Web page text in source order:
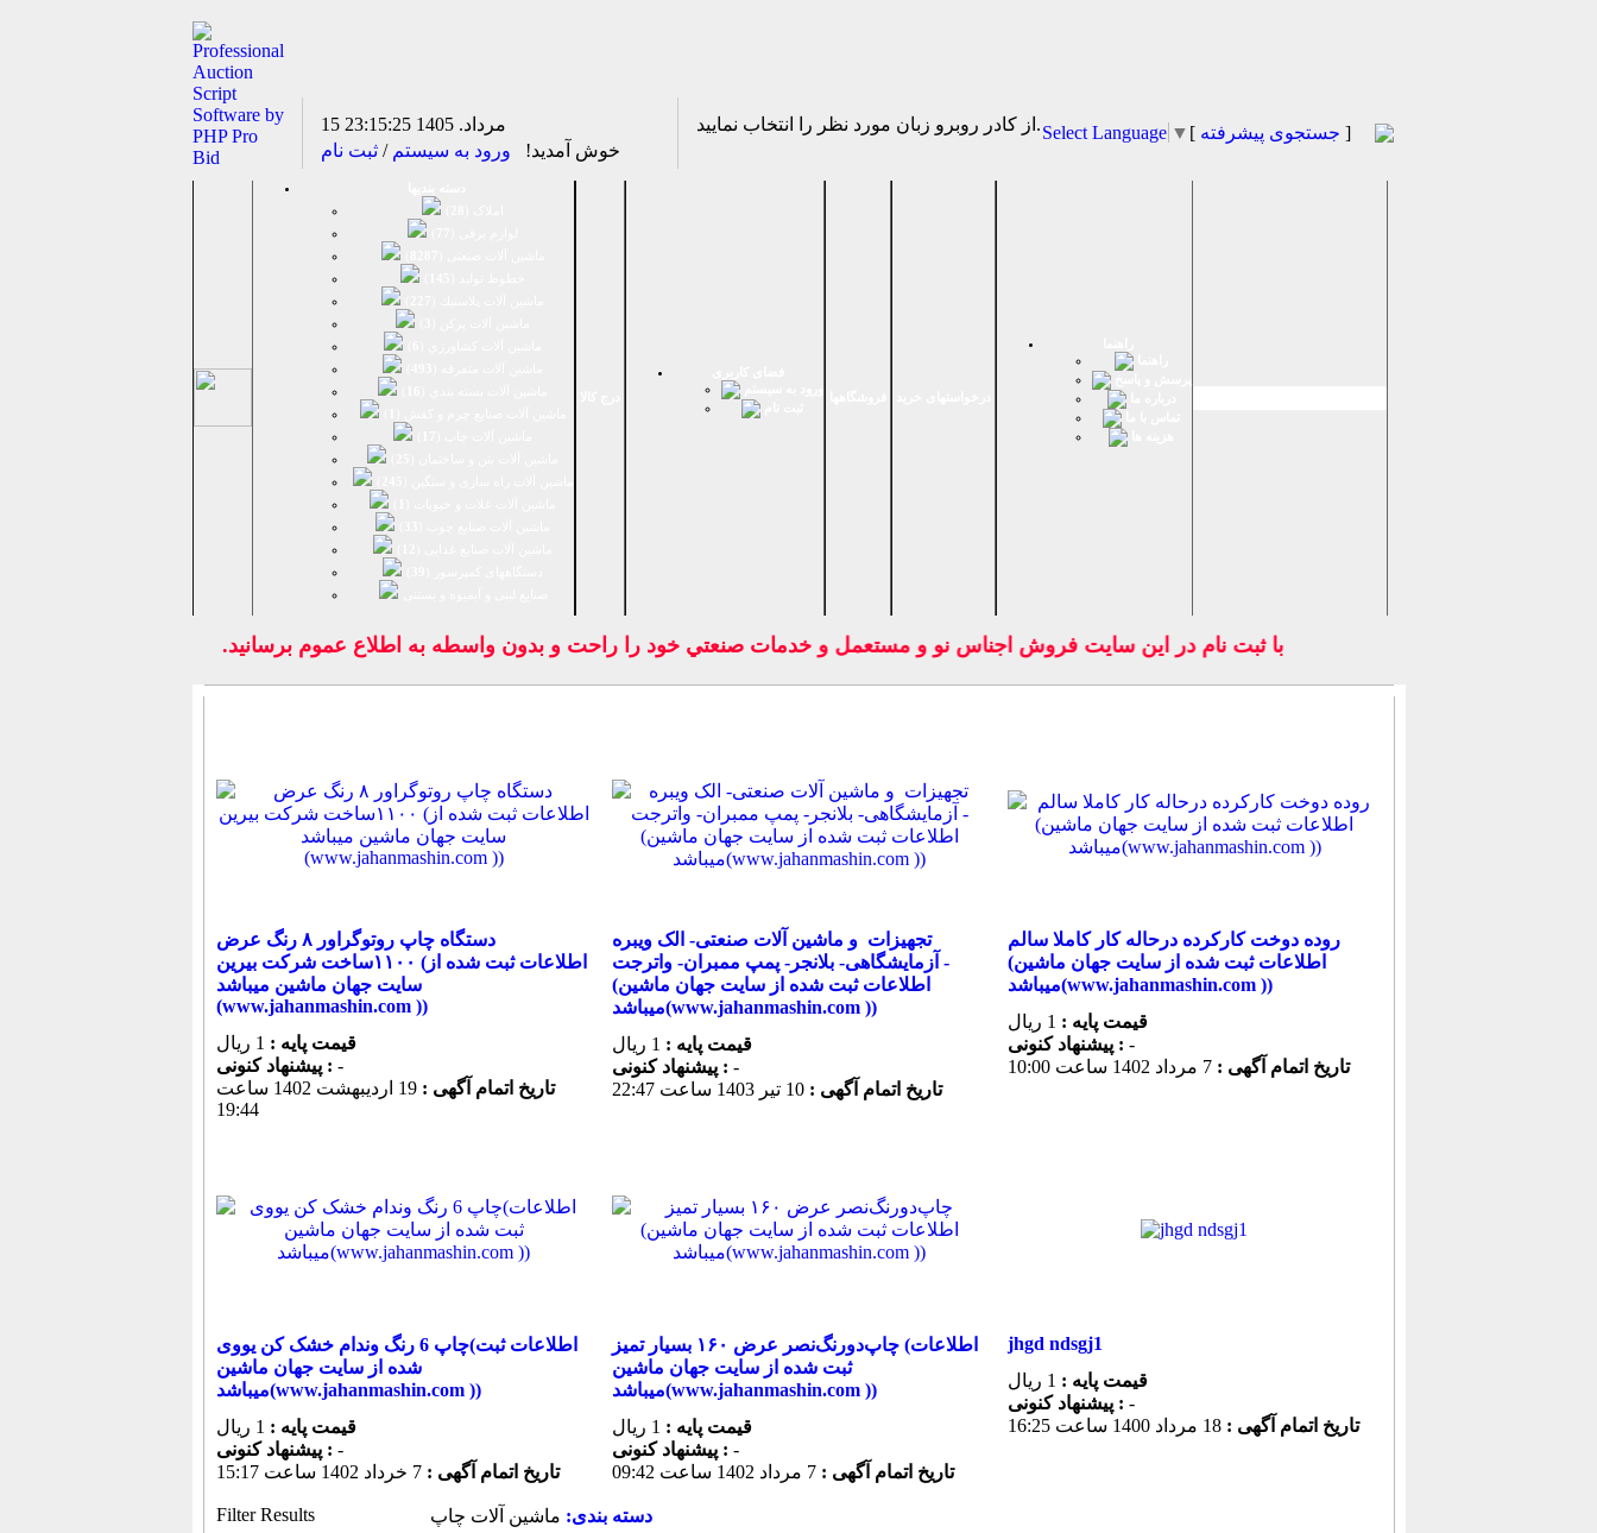
15 مرداد. 1405
23:15:25
خوش آمدید! ورود به سیستم /ثبت نام
از كادر روبرو زبان مورد نظر را انتخاب نماييد.Select Language ▼ [ جستجوی پیشرفته ]
با ثبت نام در اين سايت فروش اجناس نو و مستعمل و خدمات صنعتي خود را راحت و بدون واسطه به اطلاع عموم برسانيد.
دستگاه چاپ روتوگراور ۸ رنگ عرض
۱۱۰۰ساخت شرکت بیرین (اطلاعات ثبت شده از
سایت جهان ماشین میباشد
(www.jahanmashin.com ))
قیمت پایه :
پیشنهاد كنونی : -
تاریخ اتمام آگهی :
19 ارديبهشت 1402 ساعت
19:44
تجهیزات و ماشین آلات صنعتی- الک ویبره
آزمایشگاهی- بلانجر- پمپ ممبران- واترجت -
(اطلاعات ثبت شده از سایت جهان ماشین
میباشد(www.jahanmashin.com ))
قیمت پایه :
پیشنهاد كنونی : -
تاریخ اتمام آگهی : 10 تير 1403 ساعت 22:47
روده دوخت کارکرده درحاله کار کاملا سالم
(اطلاعات ثبت شده از سایت جهان ماشین
میباشد(www.jahanmashin.com ))
قیمت پایه :
پیشنهاد كنونی : -
تاریخ اتمام آگهی : 7 مرداد 1402 ساعت 10:00
چاپ 6 رنگ وندام خشک کن یووی(اطلاعات ثبت
شده از سایت جهان ماشین
میباشد(www.jahanmashin.com ))
قیمت پایه :
پیشنهاد كنونی : -
تاریخ اتمام آگهی : 7 خرداد 1402 ساعت 15:17
چاپ‌دورنگ‌نصر عرض ۱۶۰ بسیار تمیز (اطلاعات
ثبت شده از سایت جهان ماشین
میباشد(www.jahanmashin.com ))
قیمت پایه :
پیشنهاد كنونی : -
تاریخ اتمام آگهی : 7 مرداد 1402 ساعت 09:42
jhgd ndsgj1
قیمت پایه :
پیشنهاد كنونی : -
تاریخ اتمام آگهی : 18 مرداد 1400 ساعت 16:25
Filter Results
دسته بندی: ماشین آلات چاپ